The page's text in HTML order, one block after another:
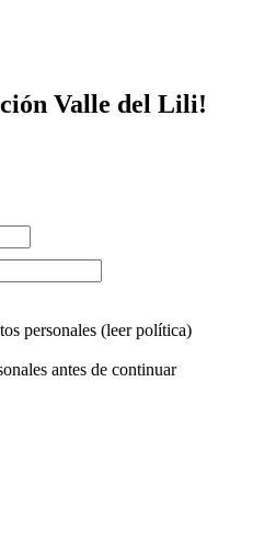
Valle del Lili!
personales (leer política)
antes de continuar